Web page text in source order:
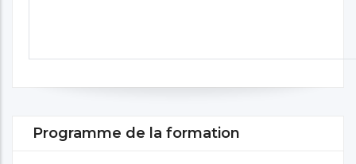
Programme de la formation